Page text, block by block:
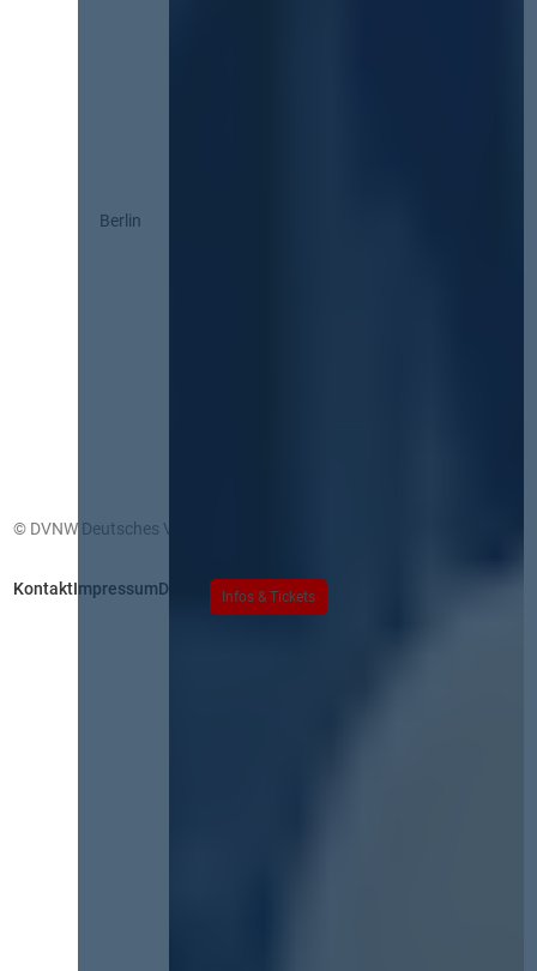
Infos & Tickets
Berlin
© DVNW Deutsches Vergabenetzwerk GmbH
KontaktImpressumDatenschutz